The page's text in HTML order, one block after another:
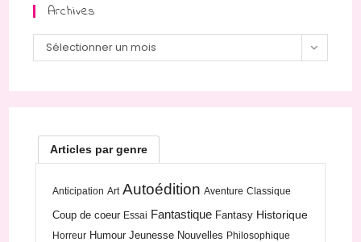
Archives
Archives
Sélectionner un mois
Articles par genre
Anticipation Art Autoédition Aventure Classique
Coup de coeur Essai Fantastique Fantasy Historique
Horreur Humour Jeunesse Nouvelles Philosophique